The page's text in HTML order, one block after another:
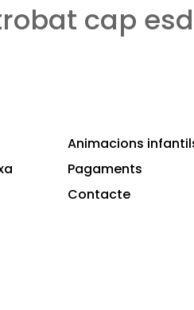
cap
Animacions
Pagaments
Contacte